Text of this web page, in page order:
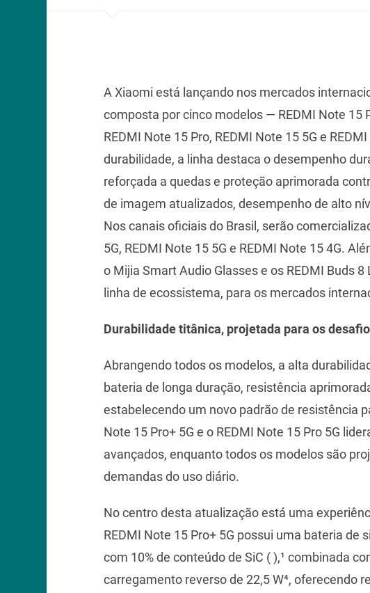
A Xiaomi está lançando nos mercados
composta por cinco modelos — REDMI Note 15
REDMI Note 15 Pro, REDMI Note 15 5G e
durabilidade, a linha destaca o desempenho
reforçada a quedas e proteção aprimorada
de imagem atualizados, desempenho de alto
Nos canais oficiais do Brasil, serão
5G, REDMI Note 15 5G e REDMI Note 15 4G.
o Mijia Smart Audio Glasses e os REDMI Buds
linha de ecossistema, para os mercados
Durabilidade titânica, projetada para os
Abrangendo todos os modelos, a alta
bateria de longa duração, resistência
estabelecendo um novo padrão de resistência
Note 15 Pro+ 5G e o REDMI Note 15 Pro 5G
avançados, enquanto todos os modelos são
demandas do uso diário.
No centro desta atualização está uma
REDMI Note 15 Pro+ 5G possui uma bateria de
com 10% de conteúdo de SiC ( ),¹ combinada
carregamento reverso de 22,5 W⁴, oferecendo